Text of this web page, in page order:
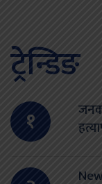
ट्रेन्डिङ
१